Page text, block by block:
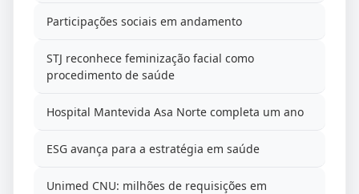
Participações sociais em andamento
STJ reconhece feminização facial como
procedimento de saúde
Hospital Mantevida Asa Norte completa um ano
ESG avança para a estratégia em saúde
Unimed CNU: milhões de requisições em